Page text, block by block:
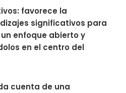
favorece la
significativos para
enfoque abierto y
en el centro del
cuenta de una